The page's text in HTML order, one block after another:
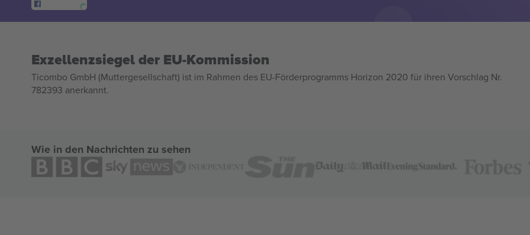
Exzellenzsiegel der EU-Kommission
Ticombo GmbH (Muttergesellschaft) ist im Rahmen des EU-Förderprogramms Horizon 2020 für ihren Vorschlag Nr.
782393 anerkannt.
Wie in den Nachrichten zu sehen